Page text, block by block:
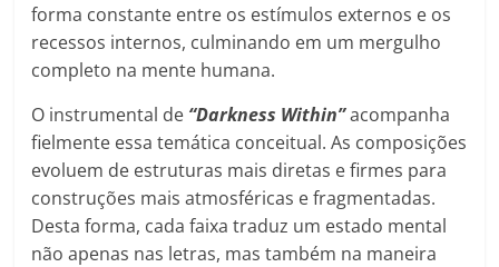
forma constante entre os estímulos externos e os
recessos internos, culminando em um mergulho
completo na mente humana.
O instrumental de “Darkness Within”acompanha
fielmente essa temática conceitual. As composições
evoluem de estruturas mais diretas e firmes para
construções mais atmosféricas e fragmentadas.
Desta forma, cada faixa traduz um estado mental
não apenas nas letras, mas também na maneira